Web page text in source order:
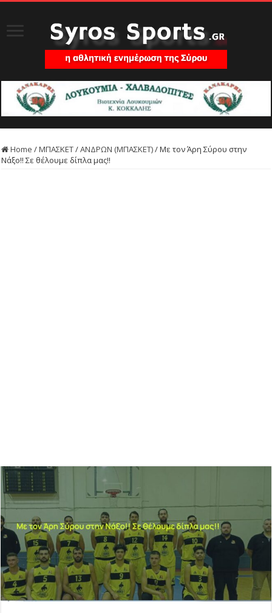
Home /ΜΠΑΣΚΕΤ/ΑΝΔΡΩΝ (ΜΠΑΣΚΕΤ)/Με τον Άρη Σύρου στην
Νάξο!! Σε θέλουμε δίπλα μας!!